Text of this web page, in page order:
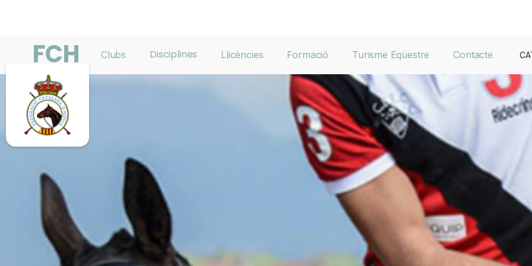
FCH Clubs Disciplines Llicències Formació Turisme Eqüestre Contacte